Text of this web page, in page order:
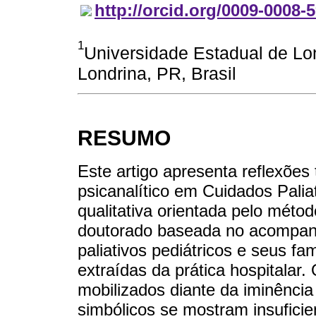
http://orcid.org/0009-0008-
1Universidade Estadual de
Londrina, PR, Brasil
RESUMO
Este artigo apresenta
psicanalítico em Cuidados
qualitativa orientada pelo
doutorado baseada no
paliativos pediátricos e seus
extraídas da prática hospitalar.
mobilizados diante da
simbólicos se mostram